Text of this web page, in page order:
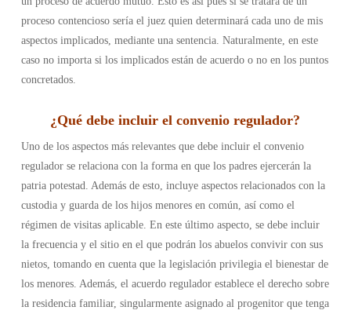
proceso contencioso sería el juez quien determinará cada uno de mis
aspectos implicados, mediante una sentencia. Naturalmente, en este
caso no importa si los implicados están de acuerdo o no en los puntos
concretados.
¿Qué debe incluir el convenio regulador?
Uno de los aspectos más relevantes que debe incluir el convenio
regulador se relaciona con la forma en que los padres ejercerán la
patria potestad. Además de esto, incluye aspectos relacionados con la
custodia y guarda de los hijos menores en común, así como el
régimen de visitas aplicable. En este último aspecto, se debe incluir
la frecuencia y el sitio en el que podrán los abuelos convivir con sus
nietos, tomando en cuenta que la legislación privilegia el bienestar de
los menores. Además, el acuerdo regulador establece el derecho sobre
la residencia familiar, singularmente asignado al progenitor que tenga